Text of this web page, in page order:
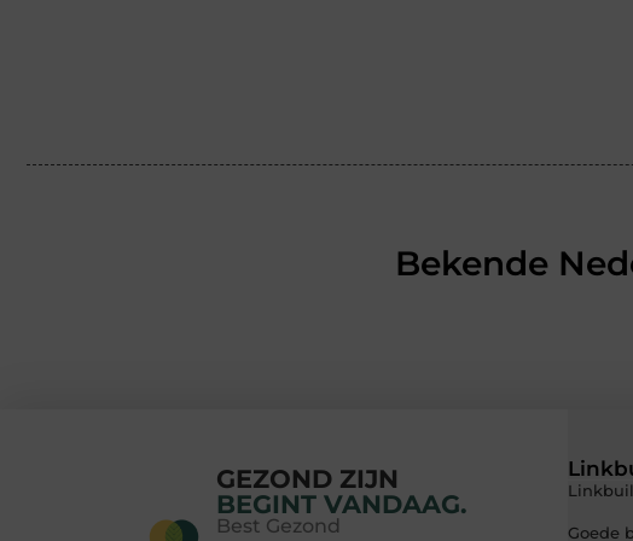
Bekende
GEZOND ZIJN
BEGINT VANDAAG.
Best Gezond Goede